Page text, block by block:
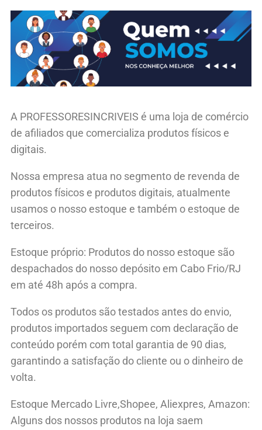
A PROFESSORESINCRIVEIS é uma loja de comércio
de afiliados que comercializa produtos físicos e
digitais.
Nossa empresa atua no segmento de revenda de
produtos físicos e produtos digitais, atualmente
usamos o nosso estoque e também o estoque de
terceiros.
Estoque próprio: Produtos do nosso estoque são
despachados do nosso depósito em Cabo Frio/RJ
em até 48h após a compra.
Todos os produtos são testados antes do envio,
produtos importados seguem com declaração de
conteúdo porém com total garantia de 90 dias,
garantindo a satisfação do cliente ou o dinheiro de
volta.
Estoque Mercado Livre,Shopee, Aliexpres, Amazon:
Alguns dos nossos produtos na loja saem